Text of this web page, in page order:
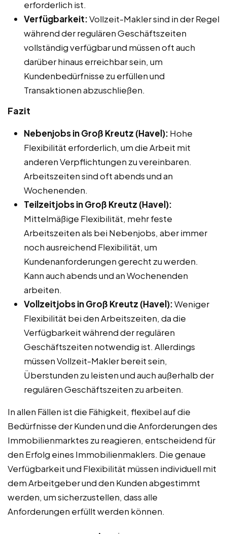
erforderlich ist.
Verfügbarkeit:Vollzeit-Makler sind in der Regel
während der regulären Geschäftszeiten
vollständig verfügbar und müssen oft auch
darüber hinaus erreichbar sein, um
Kundenbedürfnisse zu erfüllen und
Transaktionen abzuschließen.
Fazit
Nebenjobs in Groß Kreutz (Havel): Hohe
Flexibilität erforderlich, um die Arbeit mit
anderen Verpflichtungen zu vereinbaren.
Arbeitszeiten sind oft abends und an
Wochenenden.
Teilzeitjobs in Groß Kreutz (Havel):
Mittelmäßige Flexibilität, mehr feste
Arbeitszeiten als bei Nebenjobs, aber immer
noch ausreichend Flexibilität, um
Kundenanforderungen gerecht zu werden.
Kann auch abends und an Wochenenden
arbeiten.
Vollzeitjobs in Groß Kreutz (Havel):Weniger
Flexibilität bei den Arbeitszeiten, da die
Verfügbarkeit während der regulären
Geschäftszeiten notwendig ist. Allerdings
müssen Vollzeit-Makler bereit sein,
Überstunden zu leisten und auch außerhalb der
regulären Geschäftszeiten zu arbeiten.
In allen Fällen ist die Fähigkeit, flexibel auf die
Bedürfnisse der Kunden und die Anforderungen des
Immobilienmarktes zu reagieren, entscheidend für
den Erfolg eines Immobilienmaklers. Die genaue
Verfügbarkeit und Flexibilität müssen individuell mit
dem Arbeitgeber und den Kunden abgestimmt
werden, um sicherzustellen, dass alle
Anforderungen erfüllt werden können.